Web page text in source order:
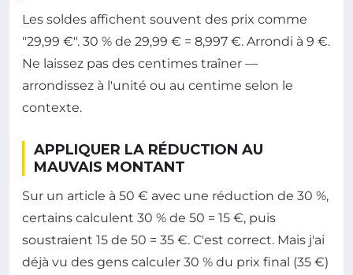
Les soldes affichent souvent des prix comme
"29,99 €". 30 % de 29,99 € = 8,997 €. Arrondi à 9 €.
Ne laissez pas des centimes traîner —
arrondissez à l'unité ou au centime selon le
contexte.
APPLIQUER LA RÉDUCTION AU
MAUVAIS MONTANT
Sur un article à 50 € avec une réduction de 30 %,
certains calculent 30 % de 50 = 15 €, puis
soustraient 15 de 50 = 35 €. C'est correct. Mais j'ai
déjà vu des gens calculer 30 % du prix final (35 €)